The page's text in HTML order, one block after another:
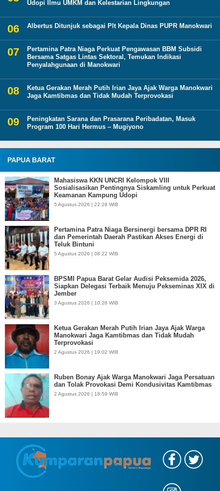
Udopi Ilmu UMKM dan Kelestarian Lingkungan
Albertus Ditunjuk sebagai Plt Kepala Dinas PUPR Manokwari
Pertamina Patra Niaga Perkuat Pengawasan BBM Subsidi
Bersama Satgas Lintas Sektoral, Temukan Indikasi
Penyalahgunaan di Manokwari
Ketua Gerakan Merah Putih Irian Jaya Ajak Warga Manokwari
Jaga Kamtibmas dan Tidak Mudah Terprovokasi
Peningkatan Sarana dan Prasarana Peribadatan, Masuk
Program 100 Hari Hermus – Mugiyono
PAPUA BARAT
Mahasiswa KKN UNCRI Kelompok VIII
Sosialisasikan Pentingnya Siskamling untuk Perkuat
Keamanan Kampung Udopi
5 Agustus 2026 | 22:28 WIB
Pertamina Patra Niaga Bersinergi bersama DPR RI
dan Pemerintah Daerah Pastikan Akses Energi di
Teluk Bintuni
5 Agustus 2026 | 08:22 WIB
BPSMI Papua Barat Gelar Audisi Peksemida 2026,
Siapkan Delegasi Terbaik Menuju Pekseminas XIX di
Jember
3 Agustus 2026 | 10:28 WIB
Ketua Gerakan Merah Putih Irian Jaya Ajak Warga
Manokwari Jaga Kamtibmas dan Tidak Mudah
Terprovokasi
2 Agustus 2026 | 19:02 WIB
Ruben Bonay Ajak Warga Manokwari Jaga Persatuan
dan Tolak Provokasi Demi Kondusivitas Kamtibmas
2 Agustus 2026 | 18:59 WIB